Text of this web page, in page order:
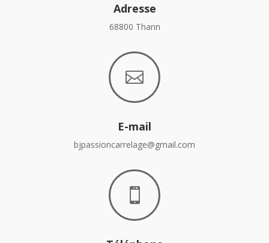
Adresse
68800 Thann

E-mail
bjpassioncarrelage@gmail.com
